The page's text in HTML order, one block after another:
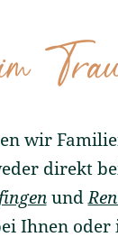
wir
direkt
und
Ihnen